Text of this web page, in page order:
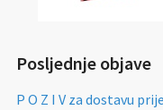
Posljednje objave
P O Z I V za dostavu